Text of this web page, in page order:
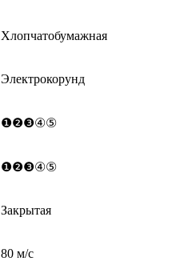
Хлопчатобумажная
Электрокорунд
❶❷❸④⑤
❶❷❸④⑤
Закрытая
80 м/с